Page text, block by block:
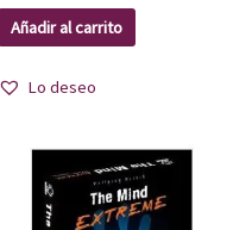
Añadir al carrito
Lo deseo